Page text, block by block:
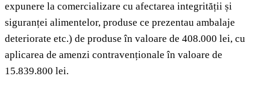
expunere la comercializare cu afectarea integrității și
siguranței alimentelor, produse ce prezentau ambalaje
deteriorate etc.) de produse în valoare de 408.000 lei, cu
aplicarea de amenzi contravenționale în valoare de
15.839.800 lei.